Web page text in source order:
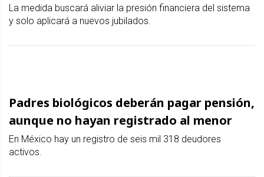
La medida buscará aliviar la presión financiera del sistema
y solo aplicará a nuevos jubilados.
Padres biológicos deberán pagar pensión,
aunque no hayan registrado al menor
En México hay un registro de seis mil 318 deudores
activos.